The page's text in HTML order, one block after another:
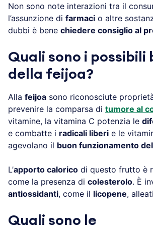
Non sono note interazioni tra il
l’assunzione di farmaci o altre
dubbi è bene chiedere consiglio al
Quali sono i possibili
della feijoa?
Alla feijoa sono riconosciute
prevenire la comparsa di tumore al
vitamine, la vitamina C potenzia le
e combatte i radicali liberi e le
agevolano il buon funzionamento
L’apporto calorico di questo frutto è
come la presenza di colesterolo. È
antiossidanti, come il licopene,
Quali sono le